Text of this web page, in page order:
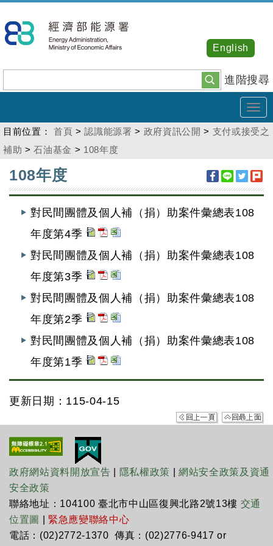
到
主
內
容
進階搜尋
English
目前位置： 首頁 >認識能源署 > 政府資訊公開 > 支付或接受之
補助 >石油基金 > 108年度
108年度
對民間團體及個人補（捐）助案件彙總表108
年度第4季
對民間團體及個人補（捐）助案件彙總表108
年度第3季
對民間團體及個人補（捐）助案件彙總表108
年度第2季
對民間團體及個人補（捐）助案件彙總表108
年度第1季
更新日期：115-04-15
政府網站資料開放宣告 隱私權政策 |網站安全政策及資通
安全政策
聯絡地址：104100 臺北市中山區復興北路2號13樓 交通
位置圖
緊急應變聯絡中心
電話：(02)2772-1370 傳真：(02)2776-9417 or